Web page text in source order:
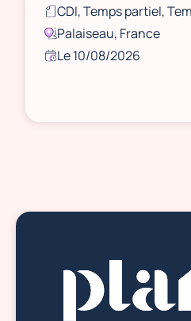
CDI, Temps partiel,
Palaiseau, France
Le 10/08/2026